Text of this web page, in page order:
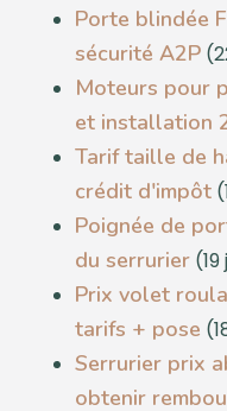
Porte blindée
sécurité A2P
Moteurs pour
et installation
Tarif taille de
crédit d'impôt
Poignée de
du serrurier
Prix volet
tarifs + pose
Serrurier prix
obtenir